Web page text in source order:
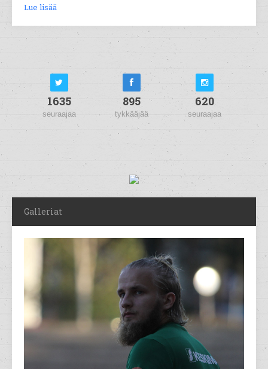
Lue lisää
1635
seuraajaa
895
tykkääjää
620
seuraajaa
Galleriat